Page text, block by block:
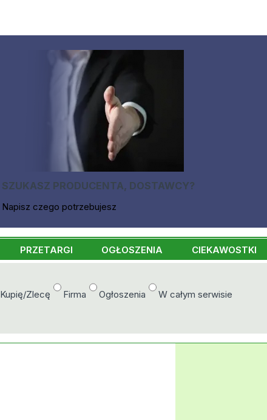
SZUKASZ PRODUCENTA, DOSTAWCY?
Napisz czego potrzebujesz
PRZETARGI OGŁOSZENIA CIEKAWOSTKI
Kupię/Zlecę Firma Ogłoszenia W całym serwisie